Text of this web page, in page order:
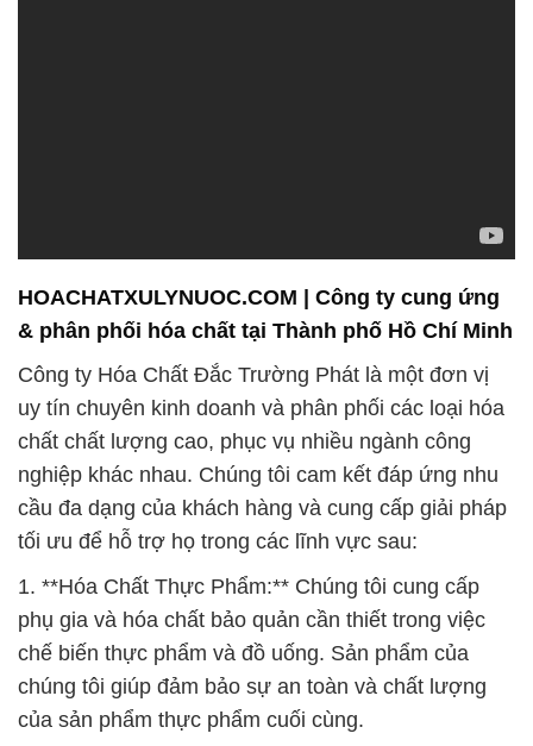
HOACHATXULYNUOC.COM | Công ty cung ứng
& phân phối hóa chất tại Thành phố Hồ Chí Minh
Công ty Hóa Chất Đắc Trường Phát là một đơn vị
uy tín chuyên kinh doanh và phân phối các loại hóa
chất chất lượng cao, phục vụ nhiều ngành công
nghiệp khác nhau. Chúng tôi cam kết đáp ứng nhu
cầu đa dạng của khách hàng và cung cấp giải pháp
tối ưu để hỗ trợ họ trong các lĩnh vực sau:
1. **Hóa Chất Thực Phẩm:** Chúng tôi cung cấp
phụ gia và hóa chất bảo quản cần thiết trong việc
chế biến thực phẩm và đồ uống. Sản phẩm của
chúng tôi giúp đảm bảo sự an toàn và chất lượng
của sản phẩm thực phẩm cuối cùng.